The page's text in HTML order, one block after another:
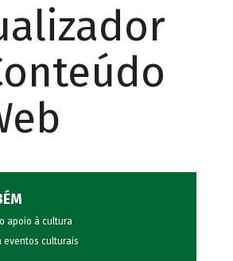
o apoio à cultura
eventos culturais